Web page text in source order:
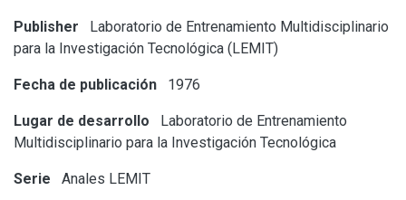
Publisher
Laboratorio de Entrenamiento Multidisciplinario
para la Investigación Tecnológica (LEMIT)
Fecha de publicación 1976
Lugar de desarrollo
Laboratorio de Entrenamiento
Multidisciplinario para la Investigación Tecnológica
Serie Anales LEMIT